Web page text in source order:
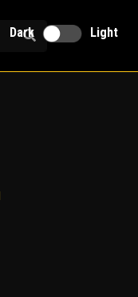
Dark Light